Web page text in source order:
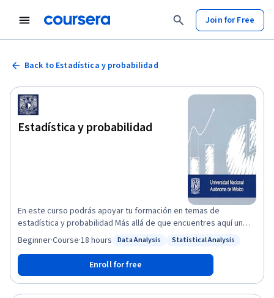
Join for Free
Back to Estadística y probabilidad
Estadística y probabilidad
En este curso podrás apoyar tu formación en temas de
estadística y probabilidad Más allá de que encuentres aquí un
apoyo para lograr una calificación, el curso busca ayudarte a que
adquieras los aprendizajes que comprenden temas de
estadística descriptiva, datos bivariados y probabilidad, los
cuales te serán de utilidad en tu paso por la licenciatura y en tu
vida profesional.
Status: Data Analysis
Data Analysis
Status: Statistical Analysis
Statistical Analysis
Beginner·Course·18 hours
Enroll for free